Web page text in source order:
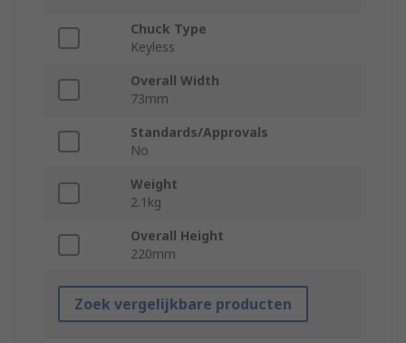
Chuck Type
Keyless
Overall Width
73mm
Standards/Approvals
No
Weight
2.1kg
Overall Height
220mm
Zoek vergelijkbare producten